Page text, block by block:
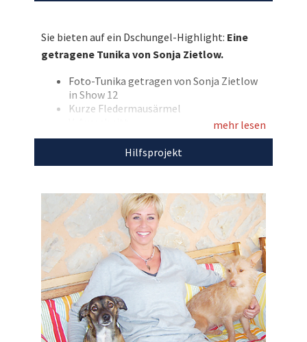
Herzensprojekt „Beschützerinstinkte e.V.“!
weitereeinzigartige Auktionenfür den guten
Zweck!
Sie bieten auf ein Dschungel-Highlight: Eine
getragene Tunika von Sonja Zietlow.
Foto-Tunika getragen von Sonja Zietlow
in Show 12
Kurze Fledermausärmel
Größe: M
Marke: Unbreak.it
Hinweis:Der Artikel kann ggfs. erst bis zu
verschickt werden.
Mit dem Erlös dieser Auktion unterstützen wir
Beschützerinstinkte e.V.
mehr lesen
Hilfsprojekt